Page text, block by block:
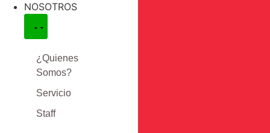
NOSOTROS
¿Quienes
Somos?
Servicio
Staff